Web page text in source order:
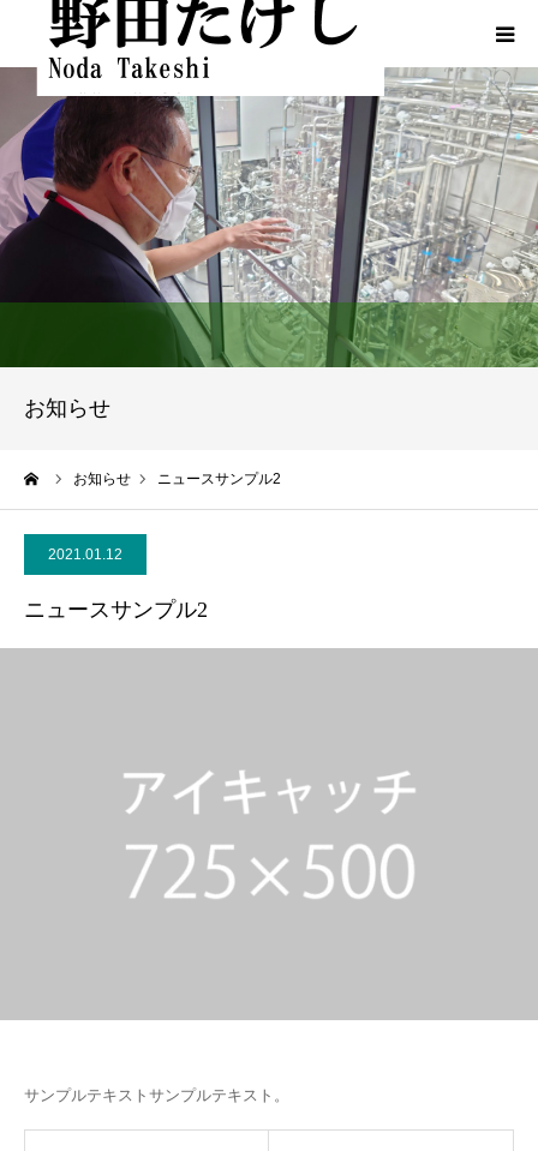
お知らせ
お知らせ ニュースサンプル2
2021.01.12
ニュースサンプル2
サンプルテキストサンプルテキスト。
HOME
プロフィール
ふるさとでの実績
政策
動画一覧
活動レポート
ご意見・メール